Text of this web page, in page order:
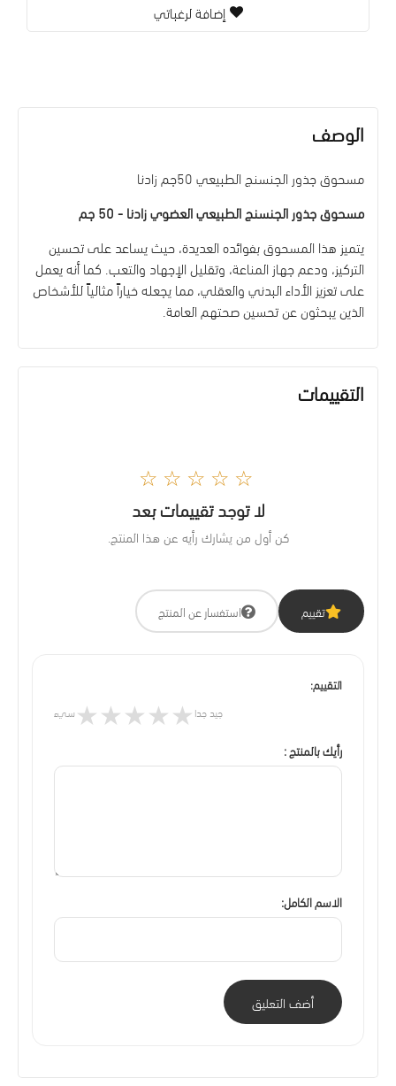
إضافة لرغباتي
الوصف
مسحوق جذور الجنسنج الطبيعي 50جم زادنا
مسحوق جذور الجنسنج الطبيعي العضوي زادنا - 50 جم
يتميز هذا المسحوق بفوائده العديدة، حيث يساعد على تحسين
التركيز، ودعم جهاز المناعة، وتقليل الإجهاد والتعب. كما أنه يعمل
على تعزيز الأداء البدني والعقلي، مما يجعله خياراً مثالياً للأشخاص
الذين يبحثون عن تحسين صحتهم العامة.
التقييمات
☆☆☆☆☆
لا توجد تقييمات بعد
كن أول من يشارك رأيه عن هذا المنتج.
تقييم استفسار عن المنتج
التقييم:
سيء ★★★★★ جيد جدا
رأيك بالمنتج :
الاسم الكامل:
أضف التعليق